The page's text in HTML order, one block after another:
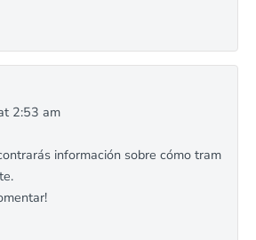
2:53 am
información sobre cómo tram